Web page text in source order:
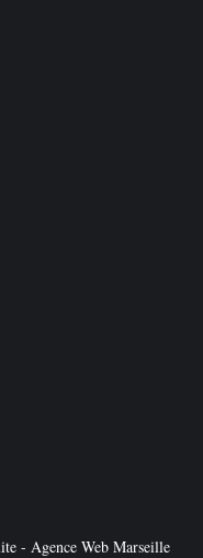
- Agence Web Marseille